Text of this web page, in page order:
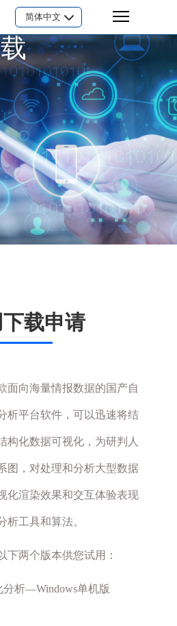
简体中文
载申请
向海量情报数据的国产自
析平台软件，可以迅速将结
构化数据可视化，为研判人
图，对处理和分析大型数据
化渲染效果和交互体验表现
析工具和算法。
下两个版本供您试用：
析—Windows单机版